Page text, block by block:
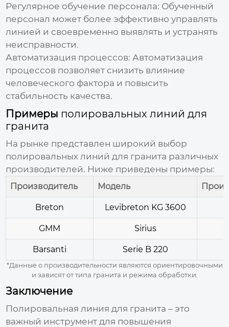
Регулярное обучение персонала: Обученный
персонал может более эффективно управлять
линией и своевременно выявлять и устранять
неисправности.
Автоматизация процессов: Автоматизация
процессов позволяет снизить влияние
человеческого фактора и повысить
стабильность качества.
Примеры полировальных линий для
гранита
На рынке представлен широкий выбор
полировальных линий для гранита различных
производителей. Ниже приведены примеры:
Производитель Модель
Breton Levibreton KG 3600
GMM Sirius
Barsanti Serie B 220
*Данные о производительности являются ориентировочными
и зависят от типа гранита и режима обработки.
Заключение
Полировальная линия для гранита – это
важный инструмент для повышения